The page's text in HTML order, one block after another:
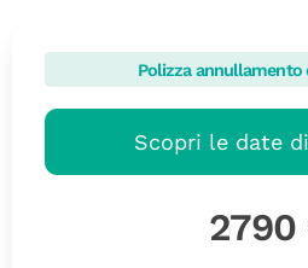
Polizza annullamento
Scopri le date
2790